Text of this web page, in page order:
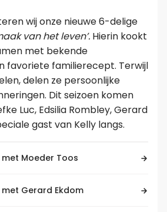
Leer koken als een chef
Kooktips & blogs
wij onze nieuwe 6-delige
van het leven’. Hierin kookt
met bekende
favoriete familierecept. Terwijl
delen ze persoonlijke
Dit seizoen komen
Luc, Edsilia Rombley, Gerard
gast van Kelly langs.
met Moeder Toos
met Gerard Ekdom